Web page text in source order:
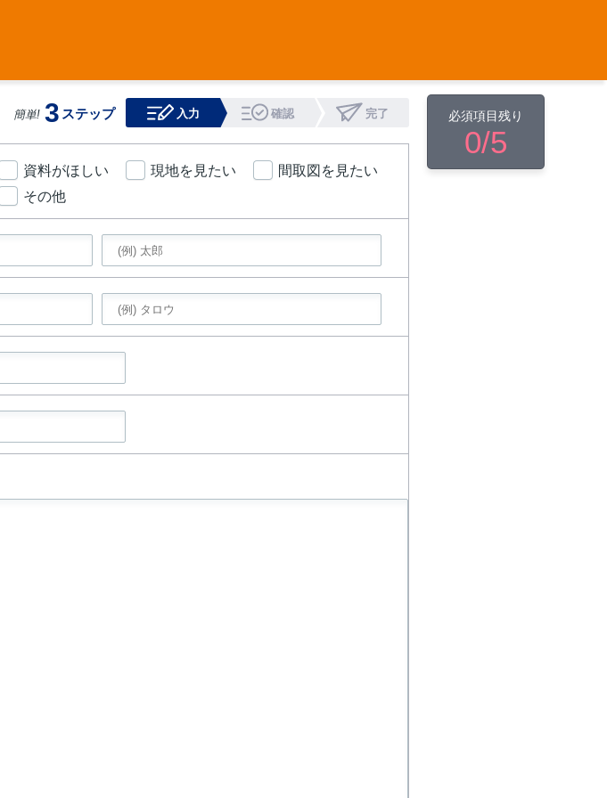
簡単! 3 ステップ 入力 確認 完了
資料がほしい 現地を見たい
間取図を見たい
その他
必須項目残り
0/5